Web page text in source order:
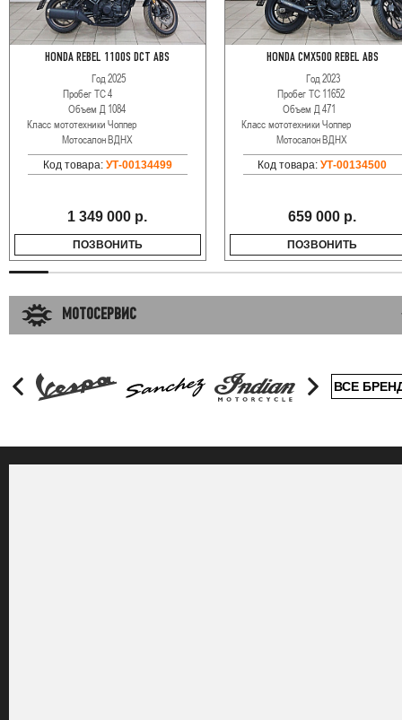
HONDA REBEL 1100S DCT ABS
Год2025
Пробег ТС4
Объем Д 1084
Класс мототехникиЧоппер
МотосалонВДНХ
Код товара: УТ-00134499
1 349 000 р.
ПОЗВОНИТЬ
HONDA CMX500 REBEL ABS
Год2023
Пробег ТС11652
Объем Д471
Класс мототехники Чоппер
МотосалонВДНХ
Код товара:УТ-00134500
659 000 р.
ПОЗВОНИТЬ
МОТОСЕРВИС
ВСЕ